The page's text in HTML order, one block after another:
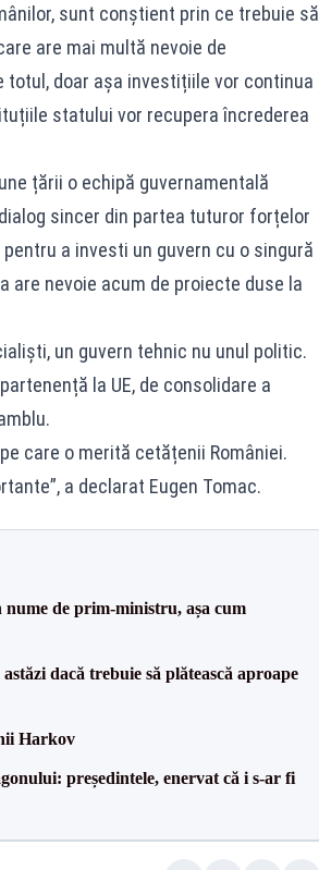
sunt conștient prin ce trebuie să
are mai multă nevoie de
doar așa investițiile vor continua
statului vor recupera încrederea
țării o echipă guvernamentală
sincer din partea tuturor forțelor
a investi un guvern cu o singură
are nevoie acum de proiecte duse la
un guvern tehnic nu unul politic.
la UE, de consolidare a
care o merită cetățenii României.
a declarat Eugen Tomac.
de prim-ministru, așa cum
dacă trebuie să plătească aproape
Harkov
președintele, enervat că i s-ar fi